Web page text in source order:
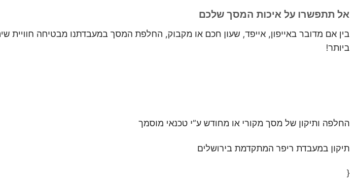
אל תתפשרו על איכות המסך שלכם
בין אם מדובר באייפון, אייפד, שעון חכם או מקבוק, החלפת המסך במעבדתנו מבטיחה חוויית
ביותר!
החלפה ותיקון של מסך מקורי או מחודש ע”י טכנאי מוסמך
תיקון במעבדת ריפר המתקדמת בירושלים
{